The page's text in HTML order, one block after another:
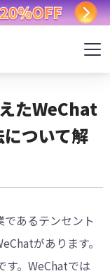
たWeChat
ついて解
あるテンセント
があります。
す。WeChatでは